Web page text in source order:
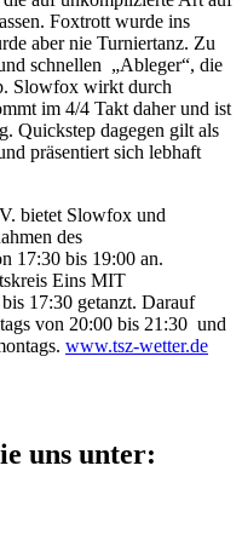
Foxtrott wurde ins
aber nie Turniertanz. Zu
schnellen „Ableger“, die
Slowfox wirkt durch
im 4/4 Takt daher und ist
Quickstep dagegen gilt als
präsentiert sich lebhaft
bietet Slowfox und
des
17:30 bis 19:00 an.
Eins MIT
17:30 getanzt. Darauf
von 20:00 bis 21:30 und
www.tsz-wetter.de
uns unter: